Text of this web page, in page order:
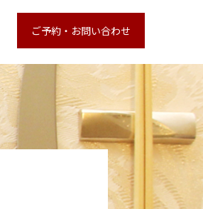
ご予約・お問い合わせ